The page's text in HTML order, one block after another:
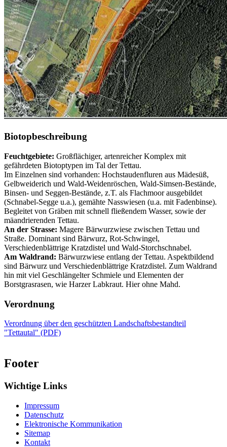
Biotopbeschreibung
Feuchtgebiete: Großflächiger, artenreicher Komplex mit
gefährdeten Biotoptypen im Tal der Tettau.
Im Einzelnen sind vorhanden: Hochstaudenfluren aus Mädesüß,
Gelbweiderich und Wald-Weidenröschen, Wald-Simsen-Bestände,
Binsen- und Seggen-Bestände, z.T. als Flachmoor ausgebildet
(Schnabel-Segge u.a.), gemähte Nasswiesen (u.a. mit Fadenbinse).
Begleitet von Gräben mit schnell fließendem Wasser, sowie der
mäandrierenden Tettau.
An der Strasse: Magere Bärwurzwiese zwischen Tettau und
Straße. Dominant sind Bärwurz, Rot-Schwingel,
Verschiedenblättrige Kratzdistel und Wald-Storchschnabel.
Am Waldrand: Bärwurzwiese entlang der Tettau. Aspektbildend
sind Bärwurz und Verschiedenblättrige Kratzdistel. Zum Waldrand
hin mit viel Geschlängelter Schmiele und Elementen der
Borstgrasrasen, wie Harzer Labkraut. Hier ohne Mahd.
Verordnung
Verordnung über den geschützten Landschaftsbestandteil
"Tettautal" (PDF)
Footer
Wichtige Links
Impressum
Datenschutz
Elektronische Kommunikation
Sitemap
Kontakt